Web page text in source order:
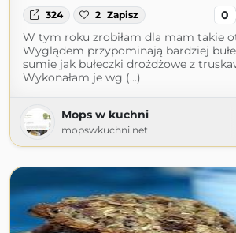
324 2 Zapisz 0
W tym roku zrobiłam dla mam takie
Wyglądem przypominają bardziej
sumie jak bułeczki drożdżowe z
Wykonałam je wg (...)
Mops w kuchni
mopswkuchni.net